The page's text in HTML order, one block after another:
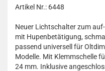
Artikel Nr.: 6448
Neuer Lichtschalter zum
mit Hupenbetätigung,
passend universell für
Modelle. Mit Klemmschelle
24 mm. Inklusive